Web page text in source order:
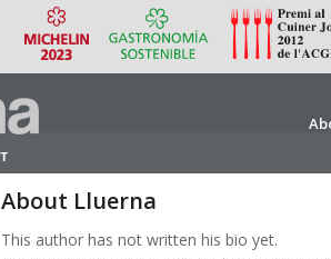
About Lluerna
This author has not written his bio yet.